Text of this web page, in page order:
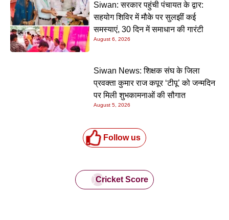
Siwan: सरकार पहुंची पंचायत के द्वार:
सहयोग शिविर में मौके पर सुलझीं कई
समस्याएं, 30 दिन में समाधान की गारंटी
August 6, 2026
Siwan News: शिक्षक संघ के जिला
प्रवक्ता कुमार राज कपूर ‘टीपू’ को जन्मदिन
पर मिली शुभकामनाओं की सौगात
August 5, 2026
Follow us
Cricket Score